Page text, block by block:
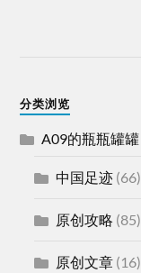
分类浏览
A09的瓶瓶罐罐
中国足迹 (66)
原创攻略 (85)
原创文章 (16)